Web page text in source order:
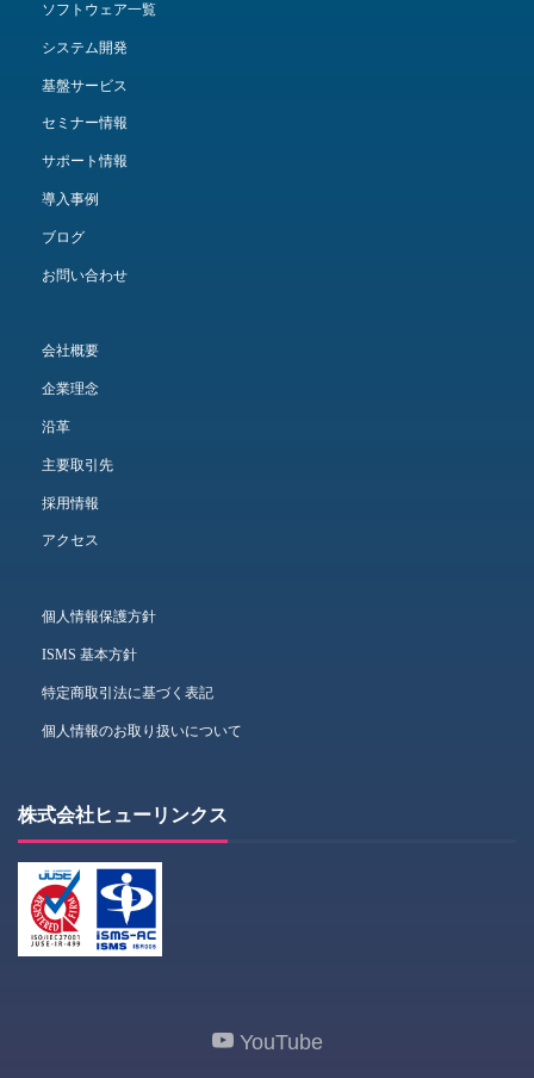
ソフトウェア一覧
システム開発
基盤サービス
セミナー情報
サポート情報
導入事例
ブログ
お問い合わせ
会社概要
企業理念
沿革
主要取引先
採用情報
アクセス
個人情報保護方針
ISMS 基本方針
特定商取引法に基づく表記
個人情報のお取り扱いについて
株式会社ヒューリンクス
YouTube